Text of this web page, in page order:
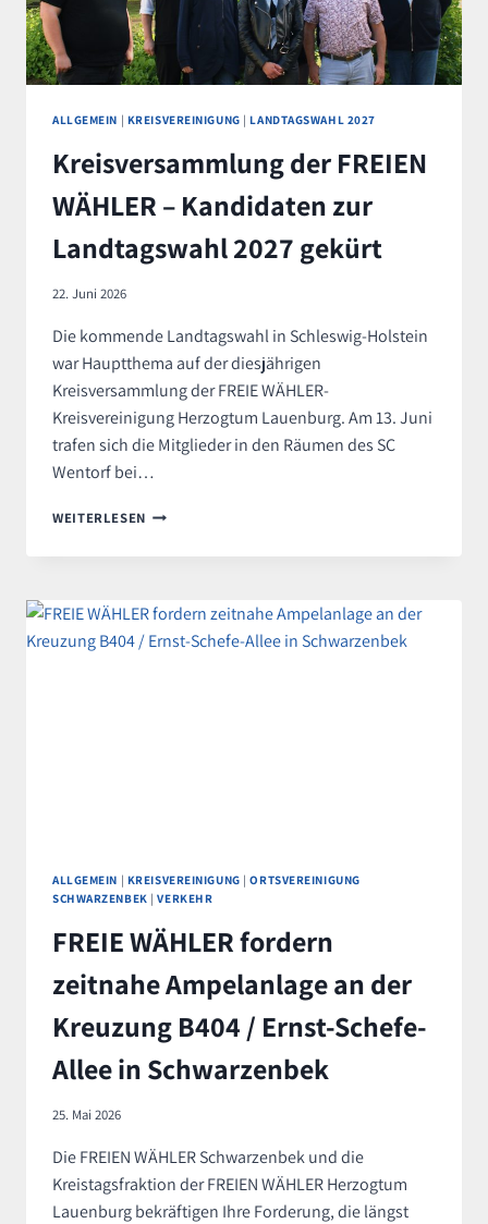
ALLGEMEIN | KREISVEREINIGUNG |LANDTAGSWAHL 2027
Kreisversammlung der FREIEN
WÄHLER – Kandidaten zur
Landtagswahl 2027 gekürt
22. Juni 2026
Die kommende Landtagswahl in Schleswig-Holstein
war Hauptthema auf der diesjährigen
Kreisversammlung der FREIE WÄHLER-
Kreisvereinigung Herzogtum Lauenburg. Am 13. Juni
trafen sich die Mitglieder in den Räumen des SC
Wentorf bei…
WEITERLESEN KREISVERSAMMLUNG
FREIEN
KANDIDATEN
ZUR
ALLGEMEIN | KREISVEREINIGUNG |ORTSVEREINIGUNG
SCHWARZENBEK |VERKEHR
FREIE WÄHLER fordern
zeitnahe Ampelanlage an der
Kreuzung B404 / Ernst-Schefe-
Allee in Schwarzenbek
25. Mai 2026
Die FREIEN WÄHLER Schwarzenbek und die
Kreistagsfraktion der FREIEN WÄHLER Herzogtum
Lauenburg bekräftigen Ihre Forderung, die längst